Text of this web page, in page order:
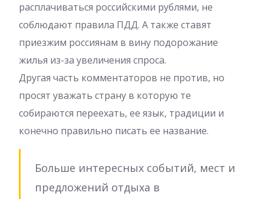
расплачиваться российскими рублями, не
соблюдают правила ПДД. А также ставят
приезжим россиянам в вину подорожание
жилья из-за увеличения спроса.
Другая часть комментаторов не против, но
просят уважать страну в которую те
собираются переехать, ее язык, традиции и
конечно правильно писать ее название.
Больше интересных событий, мест и
предложений отдыха в